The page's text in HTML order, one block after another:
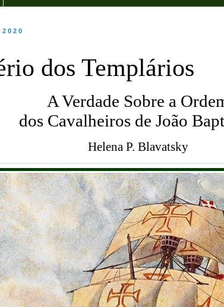
dos Templários
A Verdade Sobre a
dos Cavalheiros de João
Helena P. Blavatsky